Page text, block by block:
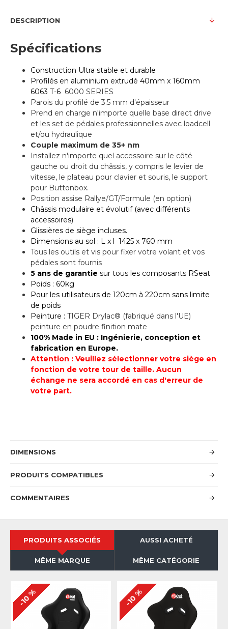
DESCRIPTION
Spécifications
Construction Ultra stable et durable
Profilés en aluminium extrudé 40mm x 160mm
6063 T-6 6000 SERIES
Parois du profilé de 3.5 mm d'épaisseur
Prend en charge n'importe quelle base direct drive
et les set de pédales professionnelles avec loadcell
et/ou hydraulique
Couple maximum de 35+ nm
Installez n'importe quel accessoire sur le côté
gauche ou droit du châssis, y compris le levier de
vitesse, le plateau pour clavier et souris, le support
pour Buttonbox.
Position assise Rallye/GT/Formule (en option)
Châssis modulaire et évolutif (avec différents
accessoires)
Glissières de siège incluses.
Dimensions au sol : L x l 1425 x 760 mm
Tous les outils et vis pour fixer votre volant et vos
pédales sont fournis
5 ans de garantie sur tous les composants RSeat
Poids : 60kg
Pour les utilisateurs de 120cm à 220cm sans limite
de poids
Peinture : TIGER Drylac® (fabriqué dans l'UE)
peinture en poudre finition mate
100% Made in EU : Ingénierie, conception et
fabrication en Europe.
Attention : Veuillez sélectionner votre siège en
fonction de votre tour de taille. Aucun
échange ne sera accordé en cas d'erreur de
votre part.
DIMENSIONS
PRODUITS COMPATIBLES
COMMENTAIRES
PRODUITS ASSOCIÉS AUSSI ACHETÉ
MÊME MARQUE MÊME CATÉGORIE
-10 % -10 %